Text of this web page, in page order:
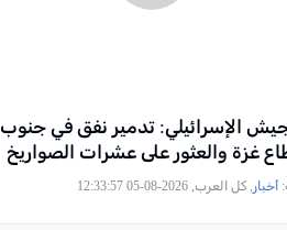
الإسرائيلي: تدمير نفق في جنوب
غزة والعثور على عشرات الصواريخ
أخبار , كل العرب, 2026-08-05 12:33:57